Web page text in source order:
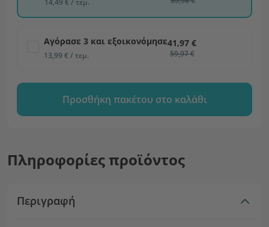
14,49 € / τεμ.
Αγόρασε 3 και εξοικονόμησε
13,99 € / τεμ.
41,97 €
59,97 €
Προσθήκη πακέτου στο καλάθι
Πληροφορίες προϊόντος
Περιγραφή